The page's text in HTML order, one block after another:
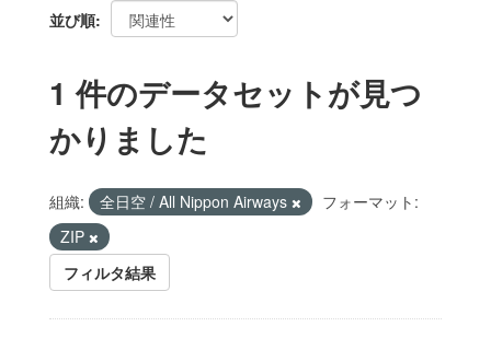
並び順
1 件のデータセットが見つ
かりました
組織: 全日空 / All Nippon Airways
フォーマット:
ZIP
フィルタ結果